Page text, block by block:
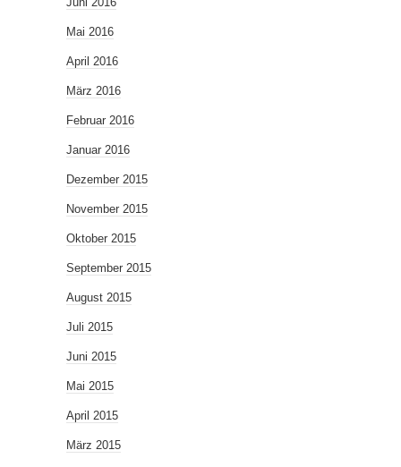
Mai 2016
April 2016
März 2016
Februar 2016
Januar 2016
Dezember 2015
November 2015
Oktober 2015
September 2015
August 2015
Juli 2015
Juni 2015
Mai 2015
April 2015
März 2015